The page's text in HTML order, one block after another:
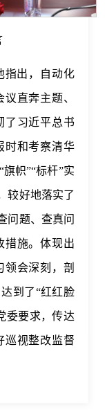
指出，自动化
直奔主题、
了习近平总书
时和考察清华
帜”“标杆”实
较好地落实了
问题、查真问
措施。体现出
领会深刻，剖
到了“红红脸
委要求，传达
巡视整改监督